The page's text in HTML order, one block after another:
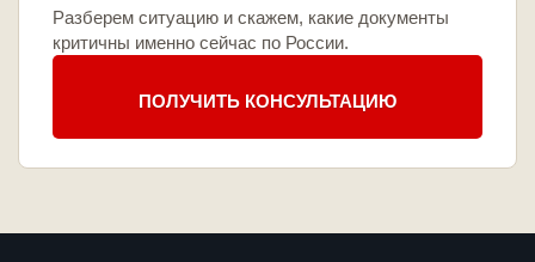
Разберем ситуацию и скажем, какие документы
критичны именно сейчас по России.
ПОЛУЧИТЬ КОНСУЛЬТАЦИЮ